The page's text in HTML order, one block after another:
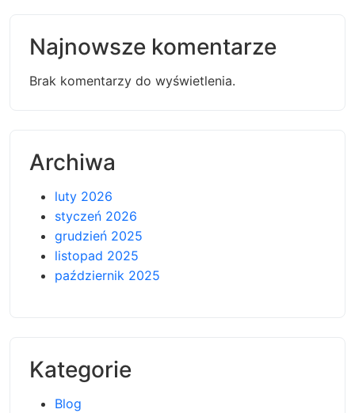
Najnowsze komentarze
Brak komentarzy do wyświetlenia.
Archiwa
luty 2026
styczeń 2026
grudzień 2025
listopad 2025
październik 2025
Kategorie
Blog